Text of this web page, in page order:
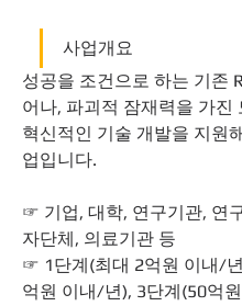
사업개요
성공을 조건으로 하는 기존
어나, 파괴적 잠재력을 가진
혁신적인 기술 개발을 지원
업입니다.
☞ 기업, 대학, 연구기관, 연
자단체, 의료기관 등
☞ 1단계(최대 2억원 이내/
억원 이내/년), 3단계(50억